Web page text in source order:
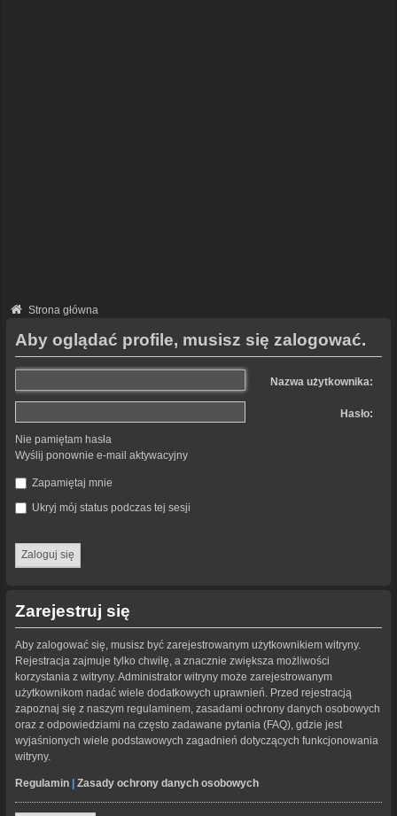
Strona główna
Aby oglądać profile, musisz się zalogować.
Nazwa użytkownika:
Hasło:
Nie pamiętam hasła
Wyślij ponownie e-mail aktywacyjny
Zapamiętaj mnie
Ukryj mój status podczas tej sesji
Zarejestruj się
Aby zalogować się, musisz być zarejestrowanym użytkownikiem witryny.
Rejestracja zajmuje tylko chwilę, a znacznie zwiększa możliwości
korzystania z witryny. Administrator witryny może zarejestrowanym
użytkownikom nadać wiele dodatkowych uprawnień. Przed rejestracją
zapoznaj się z naszym regulaminem, zasadami ochrony danych osobowych
oraz z odpowiedziami na często zadawane pytania (FAQ), gdzie jest
wyjaśnionych wiele podstawowych zagadnień dotyczących funkcjonowania
witryny.
Regulamin Zasady ochrony danych osobowych